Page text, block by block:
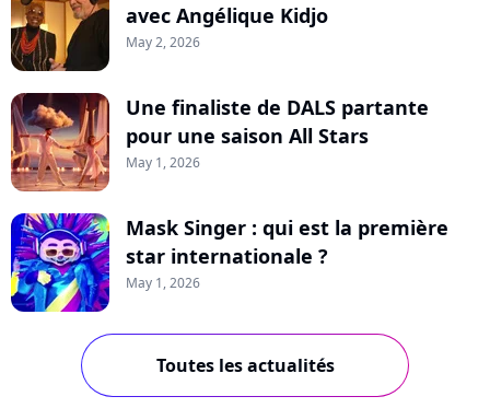
avec Angélique Kidjo
May 2, 2026
Une finaliste de DALS partante
pour une saison All Stars
May 1, 2026
Mask Singer : qui est la première
star internationale ?
May 1, 2026
Toutes les actualités